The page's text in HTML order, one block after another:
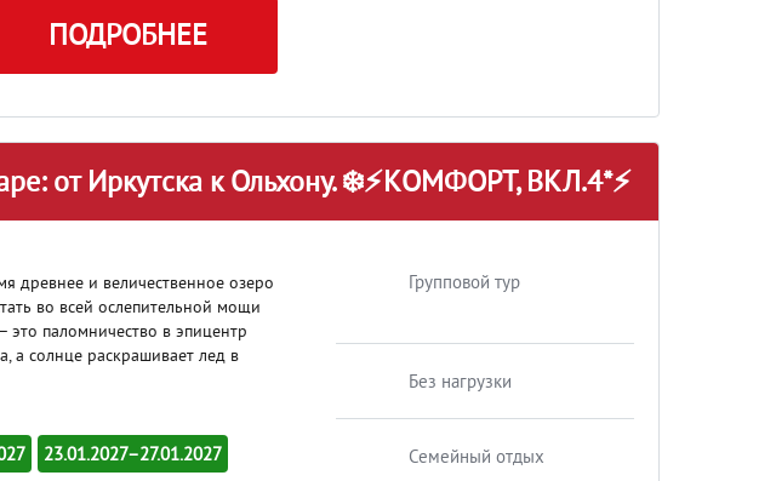
ПОДРОБНЕЕ
от Иркутска к Ольхону. ❄️⚡КОМФОРТ, ВКЛ.4*⚡
древнее и величественное озеро
во всей ослепительной мощи
это паломничество в эпицентр
а солнце раскрашивает лед в
23.01.2027–27.01.2027
Групповой тур
Без нагрузки
Семейный отдых